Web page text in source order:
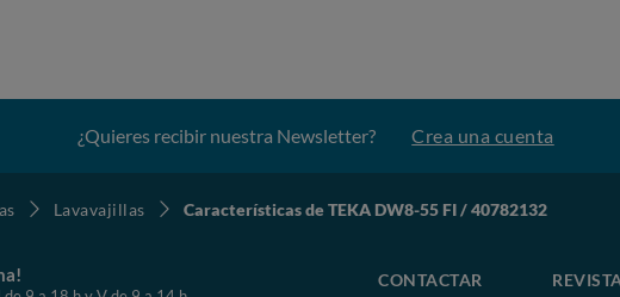
¿Quieres recibir nuestra Newsletter? Crea una cuenta
Lavavajillas Características de TEKA DW8-55 FI / 40782132
CONTACTAR